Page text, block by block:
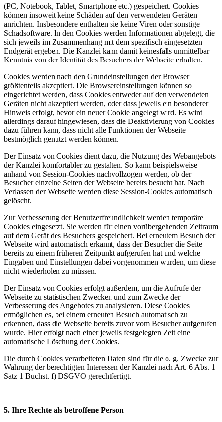
(PC, Notebook, Tablet, Smartphone etc.) gespeichert. Cookies
können insoweit keine Schäden auf den verwendeten Geräten
anrichten. Insbesondere enthalten sie keine Viren oder sonstige
Schadsoftware. In den Cookies werden Informationen abgelegt, die
sich jeweils im Zusammenhang mit dem spezifisch eingesetzten
Endgerät ergeben. Die Kanzlei kann damit keinesfalls unmittelbar
Kenntnis von der Identität des Besuchers der Webseite erhalten.
Cookies werden nach den Grundeinstellungen der Browser
größtenteils akzeptiert. Die Browsereinstellungen können so
eingerichtet werden, dass Cookies entweder auf den verwendeten
Geräten nicht akzeptiert werden, oder dass jeweils ein besonderer
Hinweis erfolgt, bevor ein neuer Cookie angelegt wird. Es wird
allerdings darauf hingewiesen, dass die Deaktivierung von Cookies
dazu führen kann, dass nicht alle Funktionen der Webseite
bestmöglich genutzt werden können.
Der Einsatz von Cookies dient dazu, die Nutzung des Webangebots
der Kanzlei komfortabler zu gestalten. So kann beispielsweise
anhand von Session-Cookies nachvollzogen werden, ob der
Besucher einzelne Seiten der Webseite bereits besucht hat. Nach
Verlassen der Webseite werden diese Session-Cookies automatisch
gelöscht.
Zur Verbesserung der Benutzerfreundlichkeit werden temporäre
Cookies eingesetzt. Sie werden für einen vorübergehenden Zeitraum
auf dem Gerät des Besuchers gespeichert. Bei erneutem Besuch der
Webseite wird automatisch erkannt, dass der Besucher die Seite
bereits zu einem früheren Zeitpunkt aufgerufen hat und welche
Eingaben und Einstellungen dabei vorgenommen wurden, um diese
nicht wiederholen zu müssen.
Der Einsatz von Cookies erfolgt außerdem, um die Aufrufe der
Webseite zu statistischen Zwecken und zum Zwecke der
Verbesserung des Angebotes zu analysieren. Diese Cookies
ermöglichen es, bei einem erneuten Besuch automatisch zu
erkennen, dass die Webseite bereits zuvor vom Besucher aufgerufen
wurde. Hier erfolgt nach einer jeweils festgelegten Zeit eine
automatische Löschung der Cookies.
Die durch Cookies verarbeiteten Daten sind für die o. g. Zwecke zur
Wahrung der berechtigten Interessen der Kanzlei nach Art. 6 Abs. 1
Satz 1 Buchst. f) DSGVO gerechtfertigt.
5. Ihre Rechte als betroffene Person